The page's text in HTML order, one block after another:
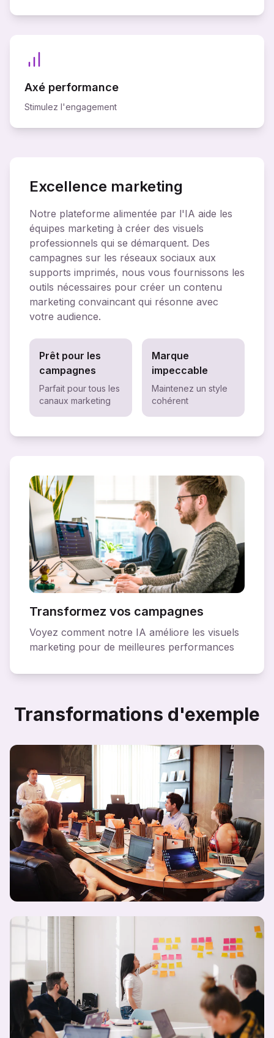
Axé performance
Stimulez l'engagement
Excellence marketing
Notre plateforme alimentée par l'IA aide les
équipes marketing à créer des visuels
professionnels qui se démarquent. Des
campagnes sur les réseaux sociaux aux
supports imprimés, nous vous fournissons les
outils nécessaires pour créer un contenu
marketing convaincant qui résonne avec
votre audience.
Prêt pour les
campagnes
Parfait pour tous les
canaux marketing
Marque
impeccable
Maintenez un style
cohérent
Transformez vos campagnes
Voyez comment notre IA améliore les visuels
marketing pour de meilleures performances
Transformations d'exemple